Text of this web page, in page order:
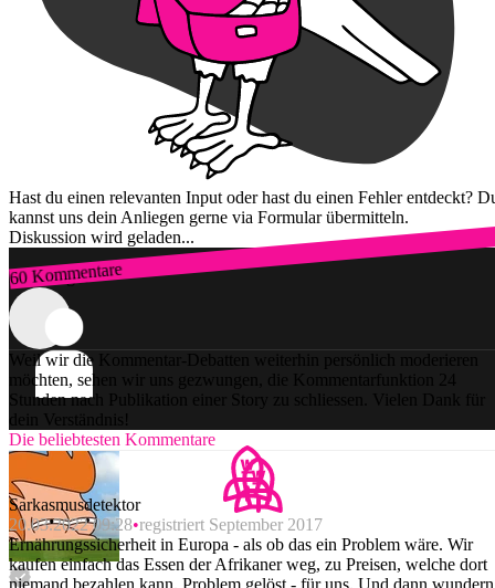
Hast du einen relevanten Input oder hast du einen Fehler entdeckt?
kannst uns dein Anliegen gerne via Formular übermitteln.
Diskussion wird geladen...
60 Kommentare
Zum Login
Weil wir die Kommentar-Debatten weiterhin persönlich moderieren
möchten, sehen wir uns gezwungen, die Kommentarfunktion 24
Stunden nach Publikation einer Story zu schliessen. Vielen Dank für
dein Verständnis!
Die beliebtesten Kommentare
Sarkasmusdetektor
20.03.2022 09:28 registriert September 2017
Ernährungssicherheit in Europa - als ob das ein Problem wäre. Wir
kaufen einfach das Essen der Afrikaner weg, zu Preisen, welche dort